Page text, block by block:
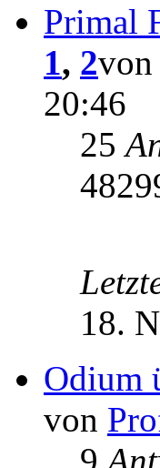
Primal
1, 2von
20:46
25
18.
Odium
von
9